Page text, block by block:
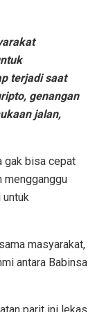
terjadi saat
genangan
jalan,
gak bisa cepat
mengganggu
untuk
masyarakat,
antara Babinsa